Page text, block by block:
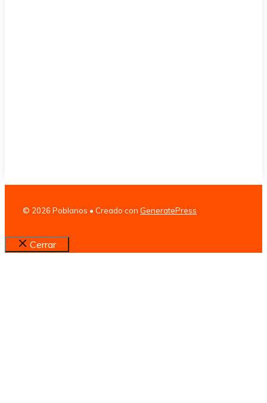
© 2026 Poblanos • Creado con GeneratePress
Cerrar